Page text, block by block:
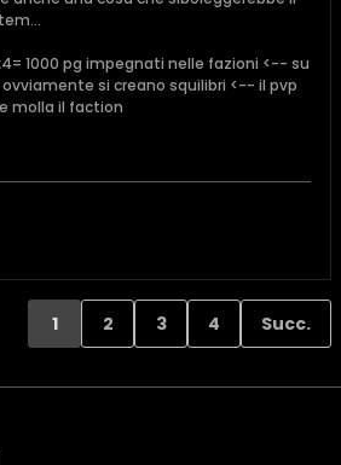
1000 pg impegnati nelle fazioni <-- su
si creano squilibri <-- il pvp
molla il faction
1 2 3 4 Succ.